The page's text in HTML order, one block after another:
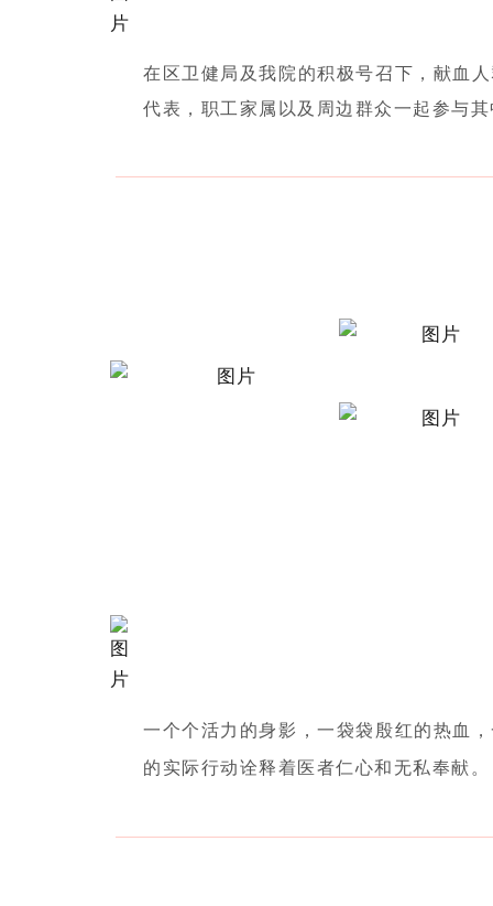
在区卫健局及我院的积极号召下，献血
代表，职工家属以及周边群众一起参与
一个个活力的身影，一袋袋殷红的热血
的实际行动诠释着医者仁心和无私奉献。